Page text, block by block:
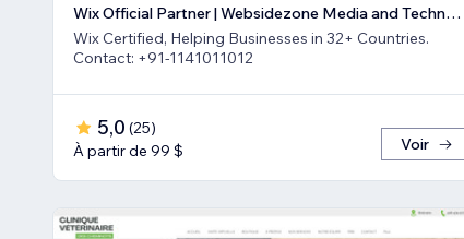
Wix Official Partner | Websidezone Media and Technologies Pvt Ltd
Wix Certified, Helping Businesses in 32+ Countries.
Contact: +91-1141011012
5,0 (25)
À partir de 99 $
Voir